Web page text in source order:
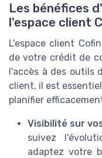
Les bénéfices
l'espace client
L'espace client
de votre crédit de
l'accès à des outils
client, il est
planifier
Visibilité sur
suivez
adaptez votre